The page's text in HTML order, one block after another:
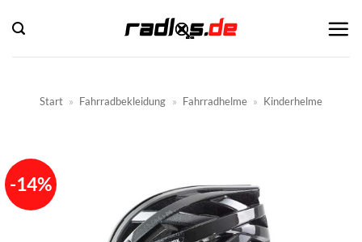
Inhalt
springen
Start » Fahrradbekleidung » Fahrradhelme » Kinderhelme
-14%